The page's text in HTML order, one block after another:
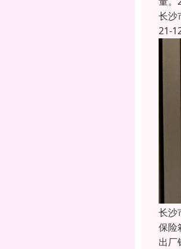
长沙
21-
长沙
保险
出厂